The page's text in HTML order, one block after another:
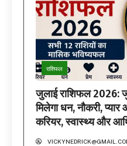
राशिफल
जुलाई राशिफल 2026:
मिलेगा धन, नौकरी,
करियर, स्वास्थ्य और